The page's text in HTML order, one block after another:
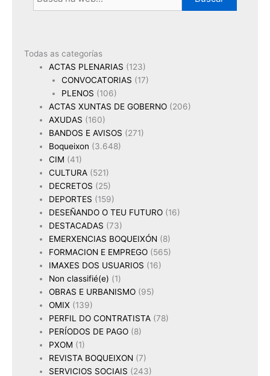
Todas as categorías
ACTAS PLENARIAS (123)
CONVOCATORIAS (17)
PLENOS (106)
ACTAS XUNTAS DE GOBERNO (206)
AXUDAS (160)
BANDOS E AVISOS (271)
Boqueixon (3.648)
CIM (41)
CULTURA (521)
DECRETOS (25)
DEPORTES (159)
DESEÑANDO O TEU FUTURO (16)
DESTACADAS (73)
EMERXENCIAS BOQUEIXÓN (8)
FORMACION E EMPREGO (565)
IMAXES DOS USUARIOS (16)
Non classifié(e) (1)
OBRAS E URBANISMO (95)
OMIX (139)
PERFIL DO CONTRATISTA (78)
PERÍODOS DE PAGO (8)
PXOM (1)
REVISTA BOQUEIXON (7)
SERVICIOS SOCIAIS (243)